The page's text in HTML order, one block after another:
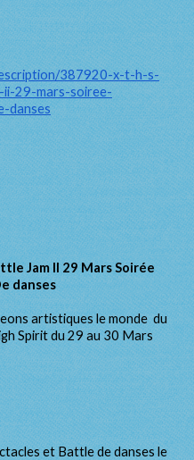
387920-x-t-h-s-
29-mars-soiree-
danses
Jam II 29 Mars Soirée
danses
artistiques le monde du
Spirit du 29 au 30 Mars
et Battle de danses le